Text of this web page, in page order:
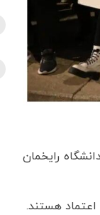
رایخمان
هستند.